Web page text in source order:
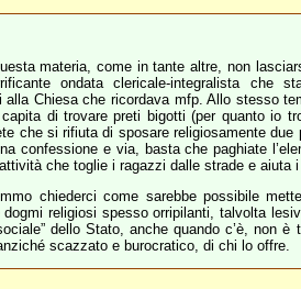
materia, come in tante altre, non
ondata clericale-integralista che
alla Chiesa che ricordava mfp. Allo stesso
di trovare preti bigotti (per quanto io
che si rifiuta di sposare religiosamente
confessione e via, basta che paghiate
che toglie i ragazzi dalle strade e aiuta
chiederci come sarebbe possibile
religiosi spesso orripilanti, talvolta
dello Stato, anche quando c’è, non è
scazzato e burocratico, di chi lo offre.